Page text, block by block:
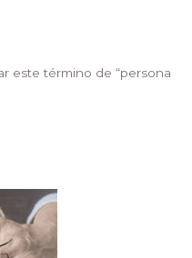
este término de “persona